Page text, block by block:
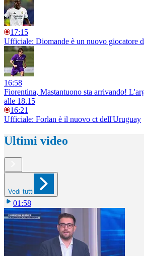
17:15
Ufficiale: Diomande è un nuovo giocatore
16:58
Fiorentina, Mastantuono sta arrivando!
alle 18.15
16:21
Ufficiale: Forlan è il nuovo ct dell'Uruguay
Ultimi video
Vedi tutti
01:58